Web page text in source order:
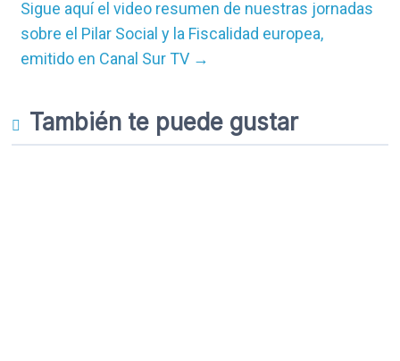
Sigue aquí el video resumen de nuestras jornadas
sobre el Pilar Social y la Fiscalidad europea,
emitido en Canal Sur TV →
También te puede gustar